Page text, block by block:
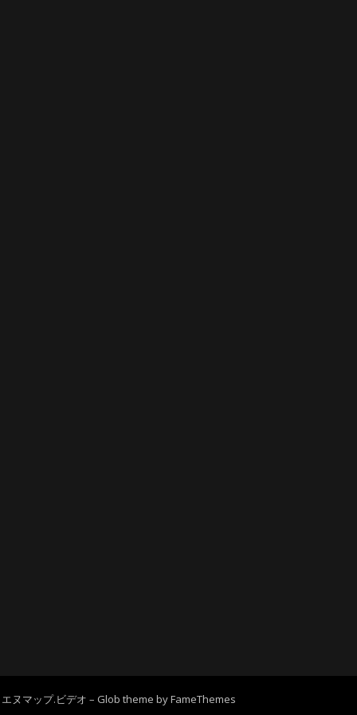
ヌマップ.ビデオ – Glob theme byFameThemes